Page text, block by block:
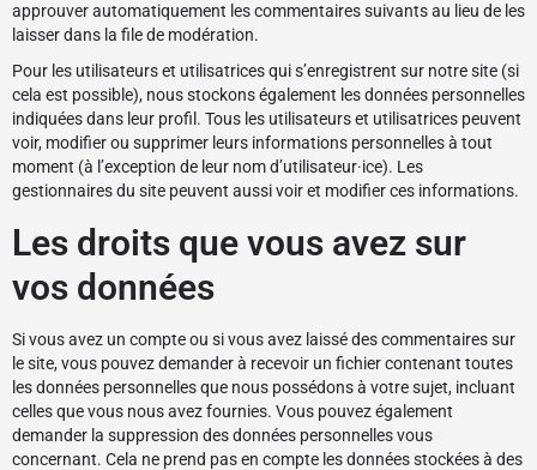
approuver automatiquement les commentaires suivants au lieu de les
laisser dans la file de modération.
Pour les utilisateurs et utilisatrices qui s’enregistrent sur notre site (si
cela est possible), nous stockons également les données personnelles
indiquées dans leur profil. Tous les utilisateurs et utilisatrices peuvent
voir, modifier ou supprimer leurs informations personnelles à tout
moment (à l’exception de leur nom d’utilisateur·ice). Les
gestionnaires du site peuvent aussi voir et modifier ces informations.
Les droits que vous avez sur
vos données
Si vous avez un compte ou si vous avez laissé des commentaires sur
le site, vous pouvez demander à recevoir un fichier contenant toutes
les données personnelles que nous possédons à votre sujet, incluant
celles que vous nous avez fournies. Vous pouvez également
demander la suppression des données personnelles vous
concernant. Cela ne prend pas en compte les données stockées à des